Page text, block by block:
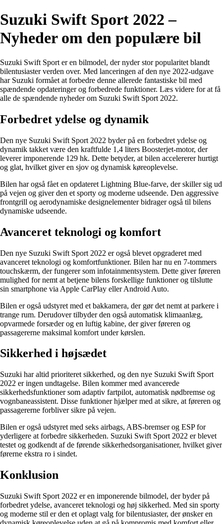
Suzuki Swift Sport 2022 –
Nyheder om den populære bil
Suzuki Swift Sport er en bilmodel, der nyder stor popularitet blandt
bilentusiaster verden over. Med lanceringen af den nye 2022-udgave
har Suzuki formået at forbedre denne allerede fantastiske bil med
spændende opdateringer og forbedrede funktioner. Læs videre for at få
alle de spændende nyheder om Suzuki Swift Sport 2022.
Forbedret ydelse og dynamik
Den nye Suzuki Swift Sport 2022 byder på en forbedret ydelse og
dynamik takket være den kraftfulde 1,4 liters Boosterjet-motor, der
leverer imponerende 129 hk. Dette betyder, at bilen accelererer hurtigt
og glat, hvilket giver en sjov og dynamisk køreoplevelse.
Bilen har også fået en opdateret Lightning Blue-farve, der skiller sig ud
på vejen og giver den et sporty og moderne udseende. Den aggressive
frontgrill og aerodynamiske designelementer bidrager også til bilens
dynamiske udseende.
Avanceret teknologi og komfort
Den nye Suzuki Swift Sport 2022 er også blevet opgraderet med
avanceret teknologi og komfortfunktioner. Bilen har nu en 7-tommers
touchskærm, der fungerer som infotainmentsystem. Dette giver føreren
mulighed for nemt at betjene bilens forskellige funktioner og tilslutte
sin smartphone via Apple CarPlay eller Android Auto.
Bilen er også udstyret med et bakkamera, der gør det nemt at parkere i
trange rum. Derudover tilbyder den også automatisk klimaanlæg,
opvarmede forsæder og en luftig kabine, der giver føreren og
passagererne maksimal komfort under kørslen.
Sikkerhed i højsædet
Suzuki har altid prioriteret sikkerhed, og den nye Suzuki Swift Sport
2022 er ingen undtagelse. Bilen kommer med avancerede
sikkerhedsfunktioner som adaptiv fartpilot, automatisk nødbremse og
vognbaneassistent. Disse funktioner hjælper med at sikre, at føreren og
passagererne forbliver sikre på vejen.
Bilen er også udstyret med seks airbags, ABS-bremser og ESP for
yderligere at forbedre sikkerheden. Suzuki Swift Sport 2022 er blevet
testet og godkendt af de førende sikkerhedsorganisationer, hvilket giver
førerne ekstra ro i sindet.
Konklusion
Suzuki Swift Sport 2022 er en imponerende bilmodel, der byder på
forbedret ydelse, avanceret teknologi og høj sikkerhed. Med sin sporty
og moderne stil er den et oplagt valg for bilentusiaster, der ønsker en